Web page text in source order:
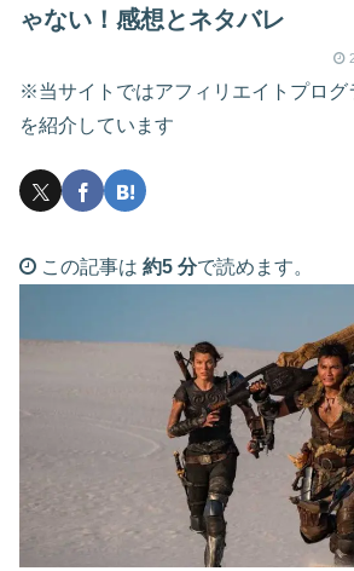
ゃない！感想とネタバレ
※当サイトではアフィリエイトプログ
を紹介しています
この記事は 約5 分で読めます。